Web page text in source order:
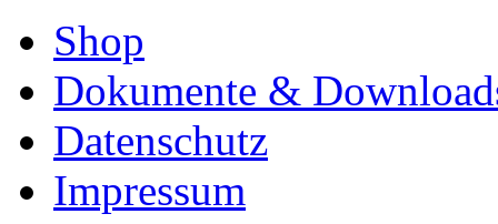
Shop
Dokumente &
Datenschutz
Impressum